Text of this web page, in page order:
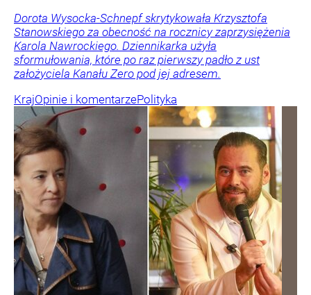
Dorota Wysocka-Schnepf skrytykowała Krzysztofa
Stanowskiego za obecność na rocznicy zaprzysiężenia
Karola Nawrockiego. Dziennikarka użyła
sformułowania, które po raz pierwszy padło z ust
założyciela Kanału Zero pod jej adresem.
KrajOpinie i komentarzePolityka